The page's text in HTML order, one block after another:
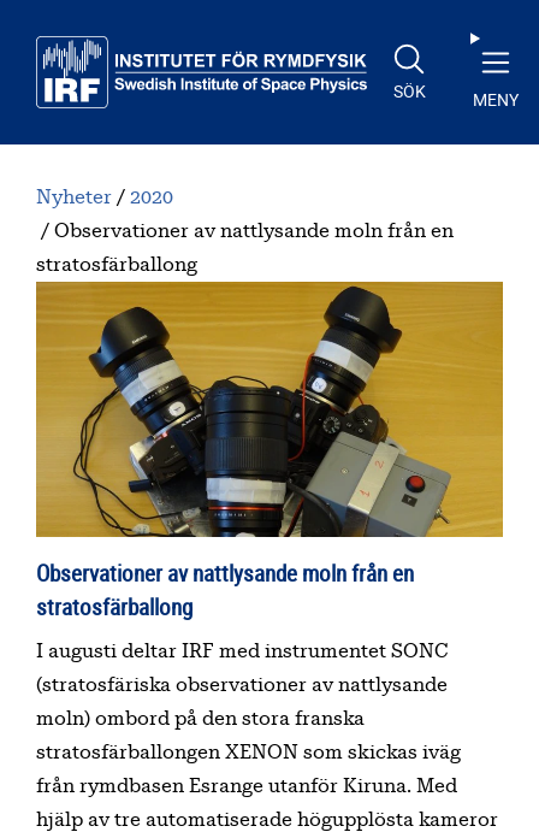
SÖK MENY
Nyheter
2020
Observationer av nattlysande moln från en
stratosfärballong
Observationer av nattlysande moln från en
stratosfärballong
I augusti deltar IRF med instrumentet SONC
(stratosfäriska observationer av nattlysande
moln) ombord på den stora franska
stratosfärballongen XENON som skickas iväg
från rymdbasen Esrange utanför Kiruna. Med
hjälp av tre automatiserade högupplösta kameror